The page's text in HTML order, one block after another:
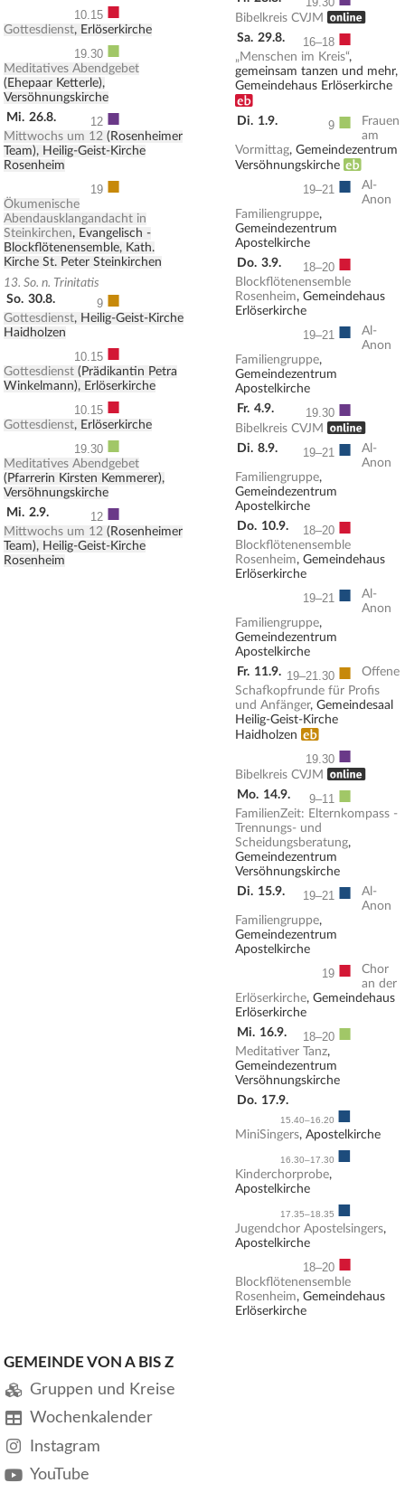
10.15 ■
Gottesdienst, Erlöserkirche
19.30 ■
Meditatives Abendgebet
(Ehepaar Ketterle),
Versöhnungskirche
Mi. 26.8. 12 ■
Mittwochs um 12 (Rosenheimer
Team), Heilig-Geist-Kirche
Rosenheim
19 ■
Ökumenische
Abendausklangandacht in
Steinkirchen, Evangelisch -
Blockflötenensemble, Kath.
Kirche St. Peter Steinkirchen
13. So. n. Trinitatis
So. 30.8. 9 ■
Gottesdienst, Heilig-Geist-Kirche
Haidholzen
10.15 ■
Gottesdienst (Prädikantin Petra
Winkelmann), Erlöserkirche
10.15 ■
Gottesdienst, Erlöserkirche
19.30 ■
Meditatives Abendgebet
(Pfarrerin Kirsten Kemmerer),
Versöhnungskirche
Mi. 2.9. 12 ■
Mittwochs um 12 (Rosenheimer
Team), Heilig-Geist-Kirche
Rosenheim
19.30
Bibelkreis CVJM
, ONLINE
Sa. 29.8. 16–18 ■
„Menschen im Kreis“,
gemeinsam tanzen und mehr,
Gemeindehaus Erlöserkirche
Erwachsenenbildung
Di. 1.9. 9 ■
Frauen
am
Vormittag, Gemeindezentrum
Versöhnungskirche Erwachsenenbildung
19–21 ■
Al-
Anon
Familiengruppe,
Gemeindezentrum
Apostelkirche
Do. 3.9. 18–20 ■
Blockflötenensemble
Rosenheim, Gemeindehaus
Erlöserkirche
19–21 ■
Al-
Anon
Familiengruppe,
Gemeindezentrum
Apostelkirche
Fr. 4.9. 19.30 ■
Bibelkreis CVJM
, ONLINE
Di. 8.9. 19–21 ■
Al-
Anon
Familiengruppe,
Gemeindezentrum
Apostelkirche
Do. 10.9. 18–20 ■
Blockflötenensemble
Rosenheim, Gemeindehaus
Erlöserkirche
19–21 ■
Al-
Anon
Familiengruppe,
Gemeindezentrum
Apostelkirche
Fr. 11.9. 19–21.30 ■
Offene
Schafkopfrunde für Profis
und Anfänger, Gemeindesaal
Heilig-Geist-Kirche
Haidholzen Erwachsenenbildung
19.30 ■
Bibelkreis CVJM
, ONLINE
Mo. 14.9. 9–11 ■
FamilienZeit: Elternkompass -
Trennungs- und
Scheidungsberatung,
Gemeindezentrum
Versöhnungskirche
Di. 15.9. 19–21 ■
Al-
Anon
Familiengruppe,
Gemeindezentrum
Apostelkirche
19 ■
Chor
an der
Erlöserkirche, Gemeindehaus
Erlöserkirche
Mi. 16.9. 18–20 ■
Meditativer Tanz,
Gemeindezentrum
Versöhnungskirche
Do. 17.9.
15.40–16.20 ■
MiniSingers, Apostelkirche
16.30–17.30 ■
Kinderchorprobe,
Apostelkirche
17.35–18.35 ■
Jugendchor Apostelsingers,
Apostelkirche
18–20 ■
Blockflötenensemble
Rosenheim, Gemeindehaus
Erlöserkirche
GEMEINDE VON A BIS Z
Gruppen und Kreise
Wochenkalender
Instagram
YouTube